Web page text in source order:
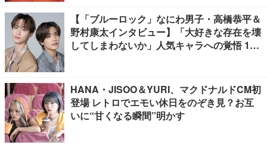
【「ブルーロック」なにわ男子・高橋恭平＆
野村康太インタビュー】「大好きな存在を壊
してしまわないか」人気キャラへの覚悟 10
HANA・JISOO＆YURI、マクドナルドCM初
登場 レトロでエモい休日をのぞき見？お互
いに“甘くなる瞬間”明かす